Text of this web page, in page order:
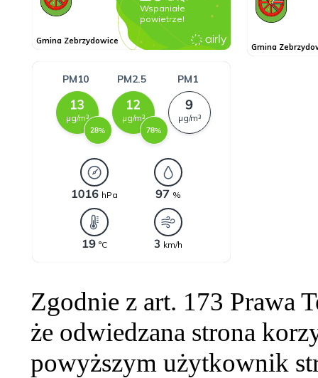
Zgodnie z art. 173 Prawa
że odwiedzana strona
powyższym użytkownik